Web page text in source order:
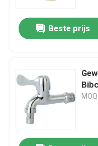
Beste prijs